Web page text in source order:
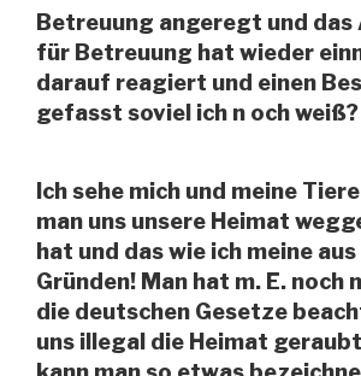
Betreuung angeregt und
für Betreuung hat wieder
darauf reagiert und einen
gefasst soviel ich n och weiß?
Ich sehe mich und meine
man uns unsere Heimat
hat und das wie ich meine
Gründen! Man hat m. E. noch
die deutschen Gesetze
uns illegal die Heimat